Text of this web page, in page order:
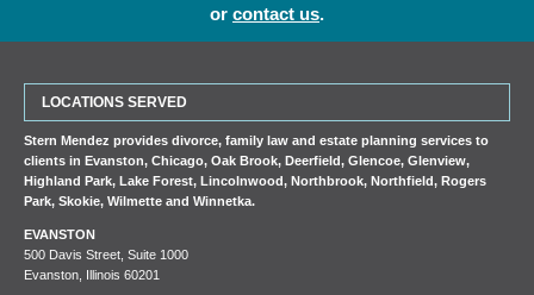
orcontact us.
LOCATIONS SERVED
Stern Mendez provides divorce, family law and estate planning services to
clients inEvanston,Chicago,Oak Brook,Deerfield,Glencoe,Glenview,
Highland Park,Lake Forest,Lincolnwood,Northbrook,Northfield,Rogers
Park,Skokie,Wilmette andWinnetka.
EVANSTON
500 Davis Street, Suite 1000
Evanston, Illinois 60201